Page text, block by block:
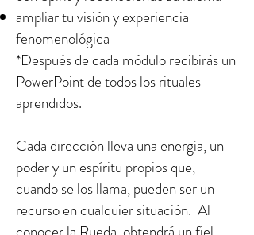
ampliar tu visión y experiencia
fenomenológica
*Después de cada módulo recibirás un
PowerPoint de todos los rituales
aprendidos.
Cada dirección lleva una energía, un
poder y un espíritu propios que,
cuando se los llama, pueden ser un
recurso en cualquier situación. Al